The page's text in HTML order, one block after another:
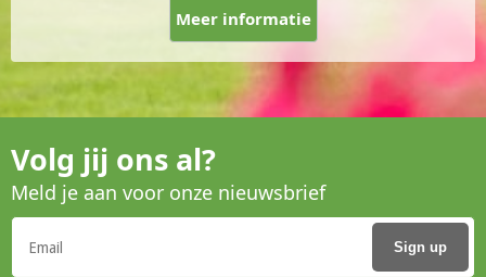
Meer informatie
Volg jij ons al?
Meld je aan voor onze nieuwsbrief